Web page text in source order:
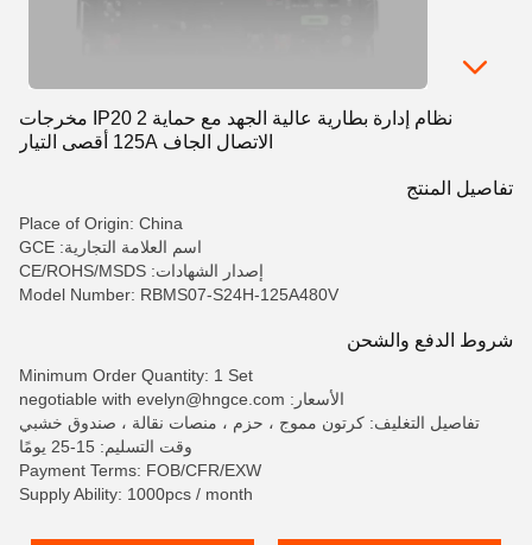
نظام إدارة بطارية عالية الجهد مع حماية IP20 2 مخرجات
الاتصال الجاف 125A أقصى التيار
تفاصيل المنتج
Place of Origin: China
اسم العلامة التجارية: GCE
إصدار الشهادات: CE/ROHS/MSDS
Model Number: RBMS07-S24H-125A480V
شروط الدفع والشحن
Minimum Order Quantity: 1 Set
الأسعار: negotiable with evelyn@hngce.com
تفاصيل التغليف: كرتون مموج ، حزم ، منصات نقالة ، صندوق خشبي
وقت التسليم: 15-25 يومًا
Payment Terms: FOB/CFR/EXW
Supply Ability: 1000pcs / month